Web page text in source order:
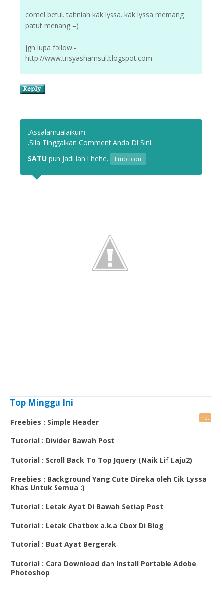
comel betul. tahniah kak lyssa. kak lyssa memang
patut menang =)
jgn lupa follow:-
http://www.trisyashamsul.blogspot.com
.Assalamualaikum.
.Sila Tinggalkan Comment Anda Di Sini.
SATU pun jadi lah ! hehe. Emoticon
Top Minggu Ini
Freebies : Simple Header
Tutorial : Divider Bawah Post
Tutorial : Scroll Back To Top Jquery (Naik Lif Laju2)
Freebies : Background Yang Cute Direka oleh Cik Lyssa
Khas Untuk Semua :)
Tutorial : Letak Ayat Di Bawah Setiap Post
Tutorial : Letak Chatbox a.k.a Cbox Di Blog
Tutorial : Buat Ayat Bergerak
Tutorial : Cara Download dan Install Portable Adobe
Photoshop